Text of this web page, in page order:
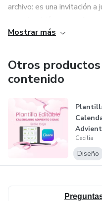
archivo: es una invitación a
misma y sonreír 🌸.
Por eso deseo que,
mismo que yo al crearlas:
💕.
Mostrar más
Otros
contenido
Estilo
Cecilia
Diseño